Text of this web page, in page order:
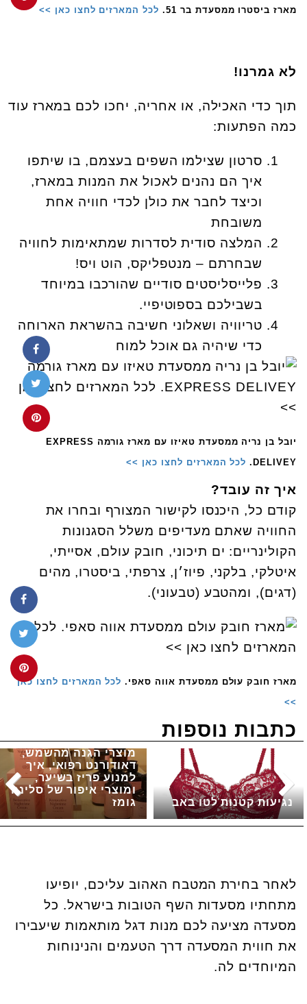
מארז ביסטרו ממסעדת בר 51. לכל המארזים לחצו כאן >>
לא גמרנו!
תוך כדי האכילה, או אחריה, יחכו לכם במארז עוד
כמה הפתעות:
סרטון שצילמו השפים בעצמם, בו שיתפו
איך הם נהנים לאכול את המנות במארז,
וכיצד לחבר את כולן לכדי חוויה אחת
משובחת
המלצה סודית לסדרות שמתאימות לחוויה
שבחרתם – מנטפליקס, הוט ויס!
פלייסליסטים סודיים שהורכבו במיוחד
בשבילכם בספוטיפיי.
טריוויה ושאלוני חשיבה בהשראת הארוחה
כדי שיהיה גם אוכל למוח
יובל בן נריה ממסעדת טאיזו עם מארז גורמה EXPRESS
DELIVEY.
לכל המארזים לחצו כאן >>
איך זה עובד?
קודם כל, היכנסו לקישור המצורף ובחרו את
החוויה שאתם מעדיפים משלל הסגנונות
הקולינריים: ים תיכוני, חובק עולם, אסייתי,
איטלקי, בלקני, פיוז׳ן, צרפתי, ביסטרו, מהים
(דגים), ומהטבע (טבעוני).
מארז חובק עולם ממסעדת אווה סאפי. לכל המארזים לחצו כאן
>>
כתבות נוספות
מוצרי הגנה מהשמש,
דאודורנט רפואי, איך
למנוע פריז בשיער,
ומוצרי איפור של סלינה
גומז
נגיעות קטנות לטו באב
לאחר בחירת המטבח האהוב עליכם, יופיעו
מתחתיו מסעדות השף הטובות בישראל. כל
מסעדה מציעה לכם מנות דגל מותאמות שיעבירו
את חווית המסעדה דרך הטעמים והנינוחות
המיוחדים לה.